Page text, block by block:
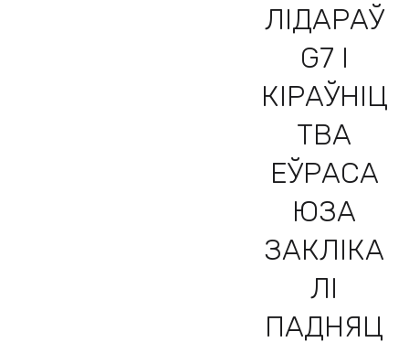
ЛІДАРАЎ
G7 І
КІРАЎНІЦ
ТВА
ЕЎРАСА
ЮЗА
ЗАКЛІКА
ЛІ
ПАДНЯЦ